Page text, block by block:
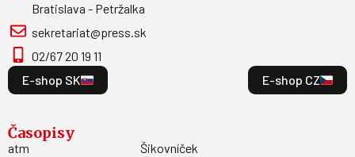
Bratislava - Petržalka
sekretariat@press.sk
02/67 20 19 11
E-shop SK
E-shop CZ
Časopisy
atm
Šikovníček